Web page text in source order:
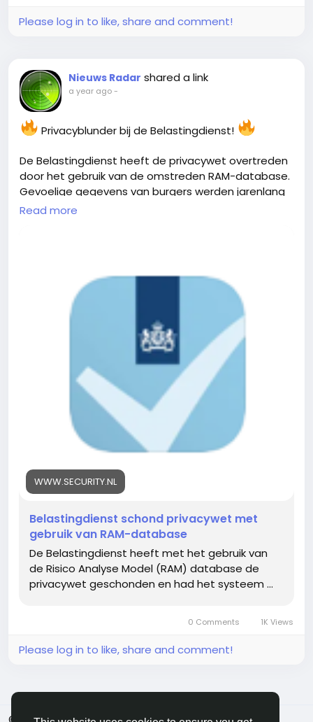
Please log in to like, share and comment!
Nieuws Radar shared a link
a year ago-
Privacyblunder bij de Belastingdienst!
De Belastingdienst heeft de privacywet overtreden
door het gebruik van de omstreden RAM-database.
Gevoelige gegevens van burgers werden jarenlang
onrechtmatig verwerkt. Wat vind jij hiervan?
https://www.security.nl/posting/878952/Belastingdi
schond+privacywet+met+gebruik+van+RAM-
database
Read more
WWW.SECURITY.NL
Belastingdienst schond privacywet met
gebruik van RAM-database
De Belastingdienst heeft met het gebruik van
de Risico Analyse Model (RAM) database de
privacywet geschonden en had het systeem ...
0 Comments 1K Views
Please log in to like, share and comment!